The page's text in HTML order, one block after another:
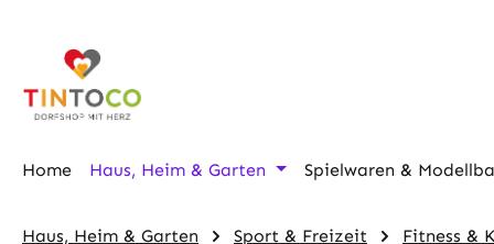
Home Haus, Heim & Garten Spielwaren &
Haus, Heim & Garten Sport & Freizeit Fitness &